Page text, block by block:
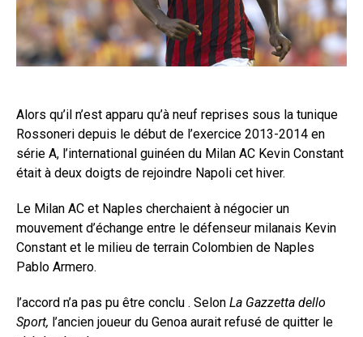
Alors qu’il n’est apparu qu’à neuf reprises sous la tunique
Rossoneri depuis le début de l’exercice 2013-2014 en
série A, l’international guinéen du Milan AC Kevin Constant
était à deux doigts de rejoindre Napoli cet hiver.
Le Milan AC et Naples cherchaient à négocier un
mouvement d’échange entre le défenseur milanais Kevin
Constant et le milieu de terrain Colombien de Naples
Pablo Armero.
l’accord n’a pas pu être conclu . Selon La Gazzetta dello
Sport, l’ancien joueur du Genoa aurait refusé de quitter le